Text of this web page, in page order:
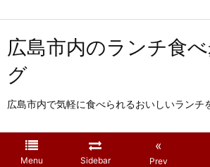
広島市内のランチ食
グ
広島市内で気軽に食べられるおいしいランチ
Menu Sidebar
«
Prev